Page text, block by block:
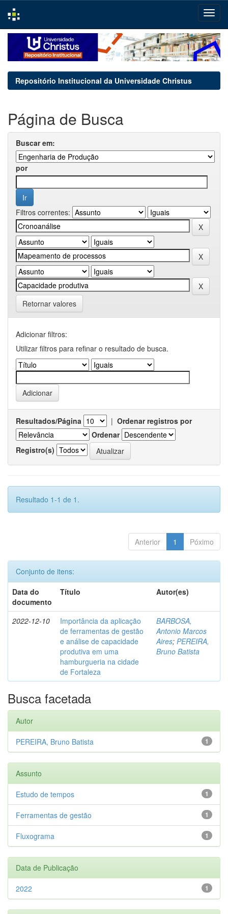
navigation
Repositório Institucional da Universidade Christus
Página de Busca
Buscar em:
por
Filtros correntes:
Retornar valores
Adicionar filtros:
Utilizar filtros para refinar o resultado de busca.
Resultados/Página | Ordenar registros por
Ordenar
Registro(s)
Resultado 1-1 de 1.
Anterior 1 Póximo
Conjunto de itens:
Data do
documento
Título Autor(es)
2022-12-10
Importância da aplicação
de ferramentas de gestão
e análise de capacidade
produtiva em uma
hamburgueria na cidade
de Fortaleza
BARBOSA,
Antonio Marcos
Aires; PEREIRA,
Bruno Batista
Busca facetada
Autor
1
PEREIRA, Bruno Batista
Assunto
1
Estudo de tempos
1
Ferramentas de gestão
1
Fluxograma
Data de Publicação
1
2022